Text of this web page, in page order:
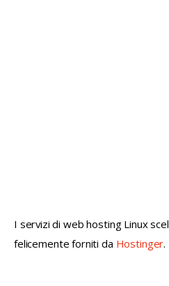
I servizi di web hosting Linux
felicemente forniti da Hostinger.